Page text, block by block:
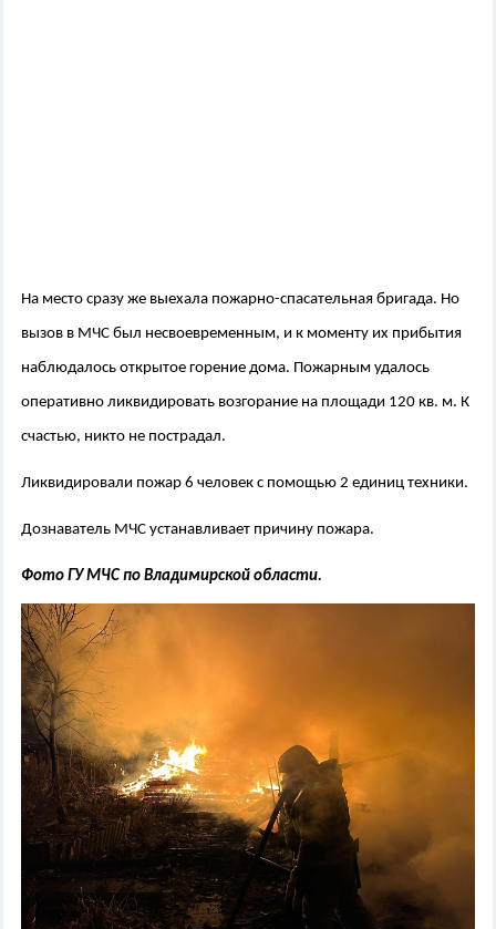
На место сразу же выехала пожарно-спасательная бригада. Но
вызов в МЧС был несвоевременным, и к моменту их прибытия
наблюдалось открытое горение дома. Пожарным удалось
оперативно ликвидировать возгорание на площади 120 кв. м. К
счастью, никто не пострадал.
Ликвидировали пожар 6 человек с помощью 2 единиц техники.
Дознаватель МЧС устанавливает причину пожара.
Фото ГУ МЧС по Владимирской области.